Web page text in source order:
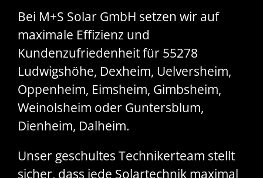
Bei M+S Solar GmbH setzen wir auf
maximale Effizienz und
Kundenzufriedenheit für 55278
Ludwigshöhe, Dexheim, Uelversheim,
Oppenheim, Eimsheim, Gimbsheim,
Weinolsheim oder Guntersblum,
Dienheim, Dalheim.
Unser geschultes Technikerteam stellt
sicher, dass jede Solartechnik maximal